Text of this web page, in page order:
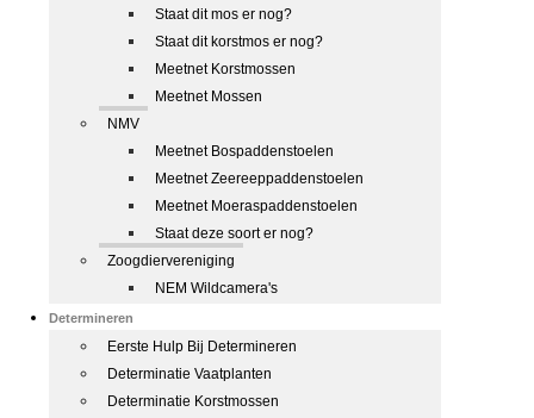
Staat dit mos er nog?
Staat dit korstmos er nog?
Meetnet Korstmossen
Meetnet Mossen
NMV
Meetnet Bospaddenstoelen
Meetnet Zeereeppaddenstoelen
Meetnet Moeraspaddenstoelen
Staat deze soort er nog?
Zoogdiervereniging
NEM Wildcamera's
Determineren
Eerste Hulp Bij Determineren
Determinatie Vaatplanten
Determinatie Korstmossen